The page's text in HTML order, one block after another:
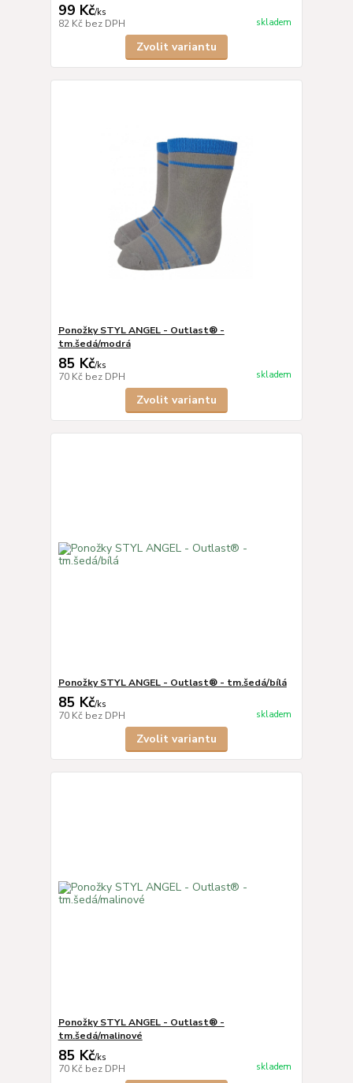
99 Kč/ks
82 Kč bez DPH skladem
Zvolit variantu
Ponožky STYL ANGEL - Outlast® -
tm.šedá/modrá
85 Kč/ks
70 Kč bez DPH skladem
Zvolit variantu
Ponožky STYL ANGEL - Outlast® - tm.šedá/bílá
85 Kč/ks
70 Kč bez DPH skladem
Zvolit variantu
Ponožky STYL ANGEL - Outlast® -
tm.šedá/malinové
85 Kč/ks
70 Kč bez DPH skladem